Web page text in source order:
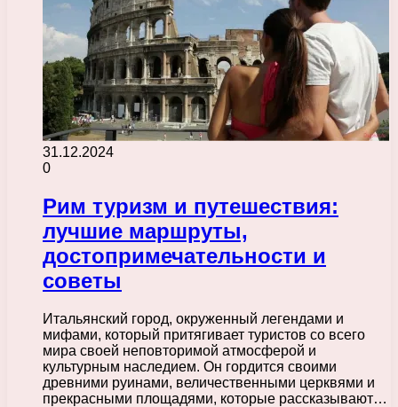
31.12.2024
0
Рим туризм и путешествия:
лучшие маршруты,
достопримечательности и
советы
Итальянский город, окруженный легендами и
мифами, который притягивает туристов со всего
мира своей неповторимой атмосферой и
культурным наследием. Он гордится своими
древними руинами, величественными церквями и
прекрасными площадями, которые рассказывают…